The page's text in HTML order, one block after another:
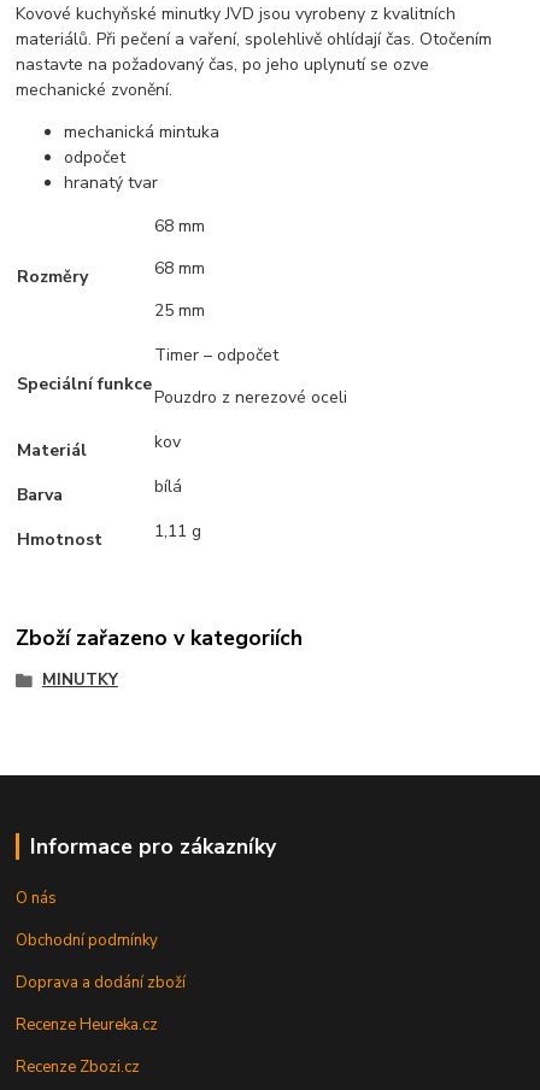
Kovové kuchyňské minutky JVD jsou vyrobeny z kvalitních
materiálů. Při pečení a vaření, spolehlivě ohlídají čas. Otočením
nastavte na požadovaný čas, po jeho uplynutí se ozve
mechanické zvonění.
mechanická mintuka
odpočet
hranatý tvar
Rozměry
68 mm
68 mm
25 mm
Speciální funkce
Timer – odpočet
Pouzdro z nerezové oceli
Materiál kov
Barva bílá
Hmotnost 1,11 g
Zboží zařazeno v kategoriích
MINUTKY
Informace pro zákazníky
O nás
Obchodní podmínky
Doprava a dodání zboží
Recenze Heureka.cz
Recenze Zbozi.cz